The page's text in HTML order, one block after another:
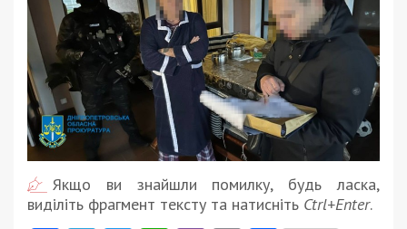
Якщо ви знайшли помилку, будь ласка,
виділіть фрагмент тексту та натисніть Ctrl+Enter.